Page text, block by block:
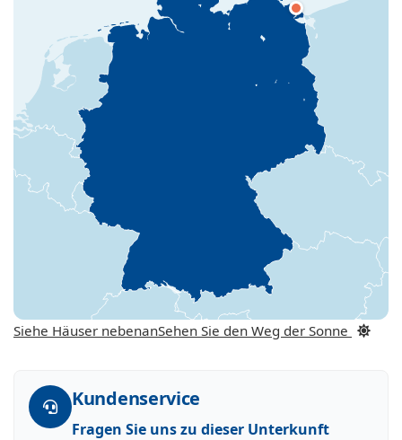
Siehe Häuser nebenanSehen Sie den Weg der Sonne
Kundenservice
Fragen Sie uns zu dieser Unterkunft